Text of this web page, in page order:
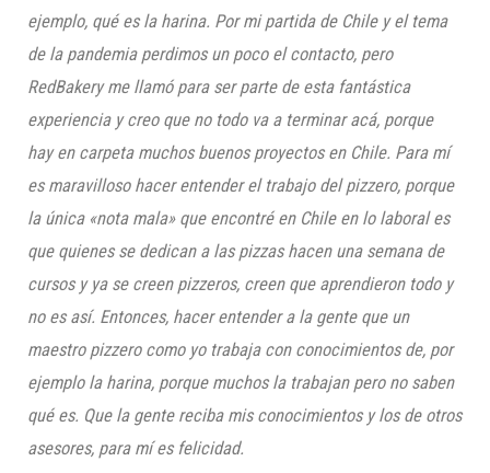
ejemplo, qué es la harina. Por mi partida de Chile y el tema
de la pandemia perdimos un poco el contacto, pero
RedBakery me llamó para ser parte de esta fantástica
experiencia y creo que no todo va a terminar acá, porque
hay en carpeta muchos buenos proyectos en Chile. Para mí
es maravilloso hacer entender el trabajo del pizzero, porque
la única «nota mala» que encontré en Chile en lo laboral es
que quienes se dedican a las pizzas hacen una semana de
cursos y ya se creen pizzeros, creen que aprendieron todo y
no es así. Entonces, hacer entender a la gente que un
maestro pizzero como yo trabaja con conocimientos de, por
ejemplo la harina, porque muchos la trabajan pero no saben
qué es. Que la gente reciba mis conocimientos y los de otros
asesores, para mí es felicidad.